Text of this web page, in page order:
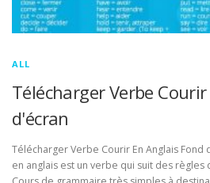
ALL
Télécharger Verbe
d'écran
Télécharger Verbe Courir En Anglais
en anglais est un verbe qui suit des